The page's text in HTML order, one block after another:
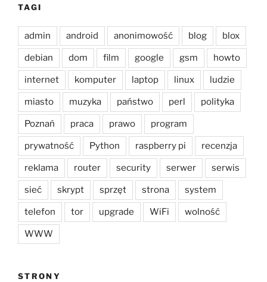
TAGI
admin android anonimowość blog blox
debian dom film google gsm howto
internet komputer laptop linux ludzie
miasto muzyka państwo perl polityka
Poznań praca prawo program
prywatność Python raspberry pi recenzja
reklama router security serwer serwis
sieć skrypt sprzęt strona system
telefon tor upgrade WiFi wolność
WWW
STRONY